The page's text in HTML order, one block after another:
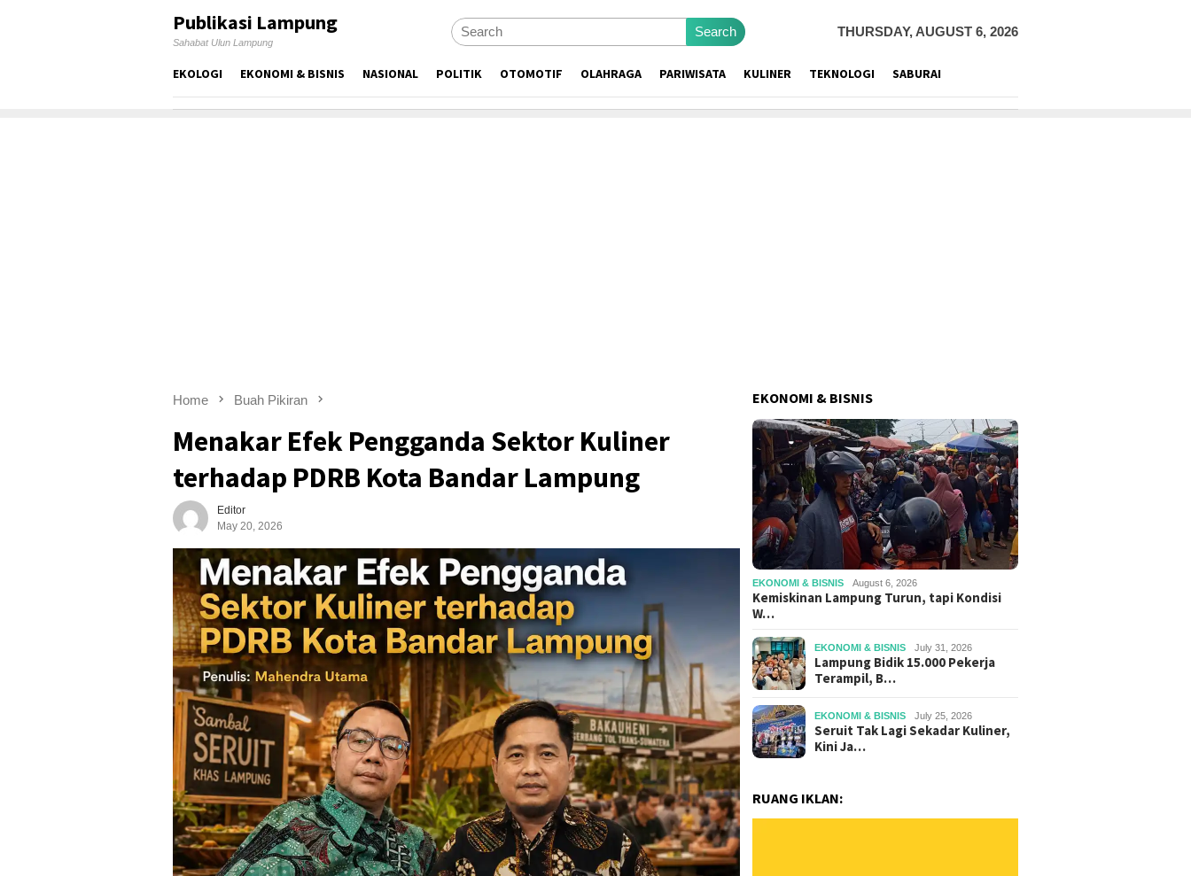
Publikasi Lampung
Sahabat Ulun Lampung
Search THURSDAY, AUGUST 6, 2026
EKOLOGI EKONOMI & BISNIS NASIONAL POLITIK OTOMOTIF OLAHRAGA PARIWISATA KULINER TEKNOLOGI SABURAI
Home Buah Pikiran
Menakar Efek Pengganda Sektor Kuliner
terhadap PDRB Kota Bandar Lampung
Editor
May 20, 2026
EKONOMI & BISNIS
EKONOMI & BISNIS August 6, 2026
Kemiskinan Lampung Turun, tapi Kondisi
W…
EKONOMI & BISNIS July 31, 2026
Lampung Bidik 15.000 Pekerja
Terampil, B…
EKONOMI & BISNIS July 25, 2026
Seruit Tak Lagi Sekadar Kuliner,
Kini Ja…
RUANG IKLAN: